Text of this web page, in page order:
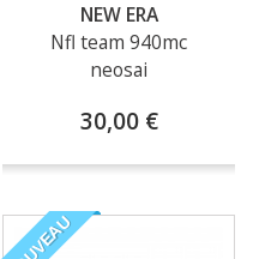
NEW ERA
Nfl team 940mc
neosai
30,00 €